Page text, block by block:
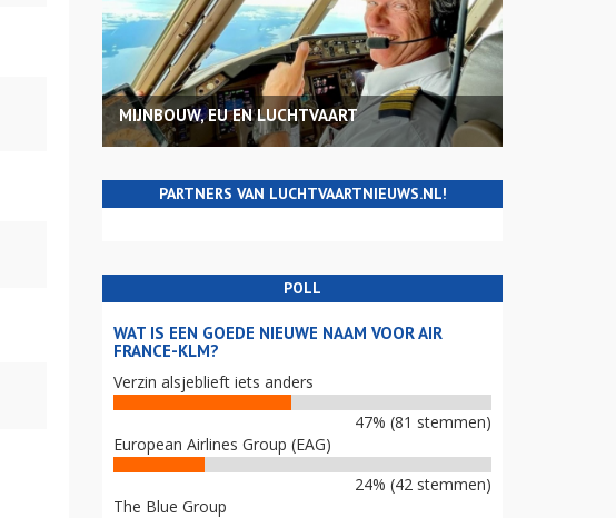
MIJNBOUW, EU EN LUCHTVAART
PARTNERS VAN LUCHTVAARTNIEUWS.NL!
POLL
WAT IS EEN GOEDE NIEUWE NAAM VOOR AIR
FRANCE-KLM?
Verzin alsjeblieft iets anders
47% (81 stemmen)
European Airlines Group (EAG)
24% (42 stemmen)
The Blue Group